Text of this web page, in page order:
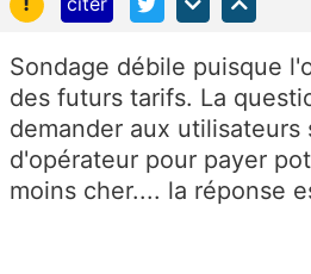
Sondage débile puisque
des futurs tarifs. La
demander aux utilisateurs
d'opérateur pour payer
moins cher.... la réponse